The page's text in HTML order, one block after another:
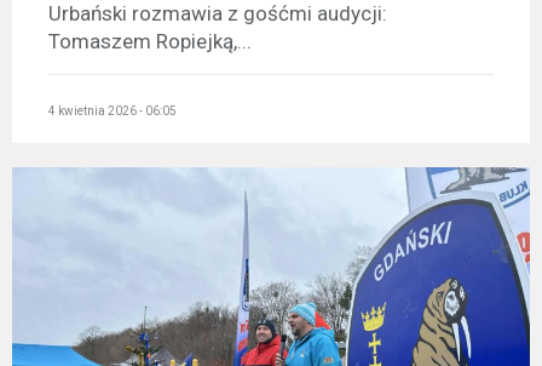
Urbański rozmawia z gośćmi audycji:
Tomaszem Ropiejką,...
4 kwietnia 2026 - 06:05